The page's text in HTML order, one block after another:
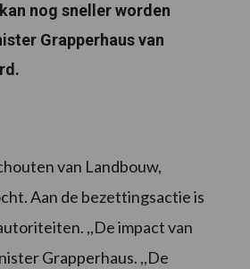
nog sneller worden
Grapperhaus van
van Landbouw,
Aan de bezettingsactie is
,,De impact van
Grapperhaus. ,,De